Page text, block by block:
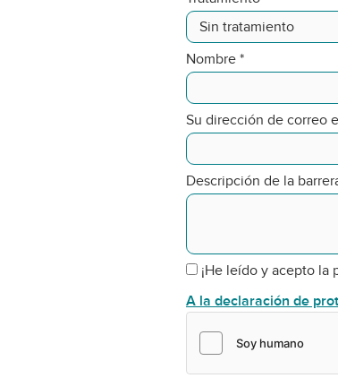
Nombre *
Su dirección de correo
Descripción de la
¡He leído y acepto la
A la declaración de